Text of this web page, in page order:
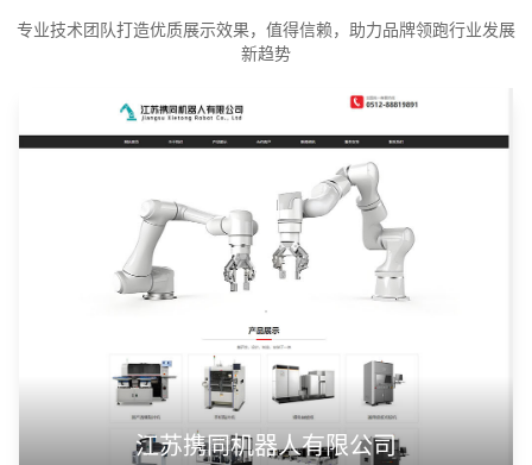
专业技术团队打造优质展示效果，值得信赖，助力品牌领跑行业发展
新趋势
江苏携同机器人有限公司